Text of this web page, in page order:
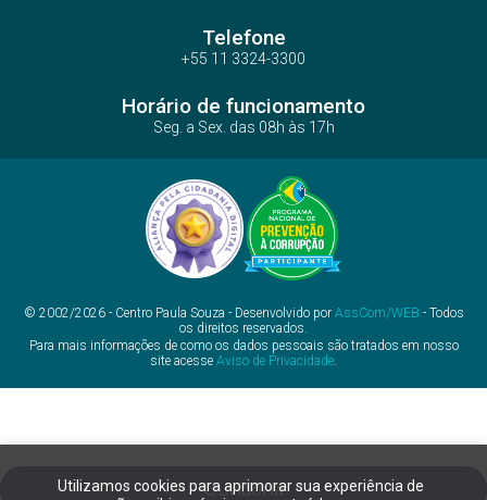
Utilizamos cookies para aprimorar sua experiência de
Telefone
+55 11 3324-3300
Horário de funcionamento
Seg. a Sex. das 08h às 17h
© 2002/2026 - Centro Paula Souza - Desenvolvido por AssCom/WEB - Todos
os direitos reservados.
Para mais informações de como os dados pessoais são tratados em nosso
site acesse Aviso de Privacidade.
Ouvidoria